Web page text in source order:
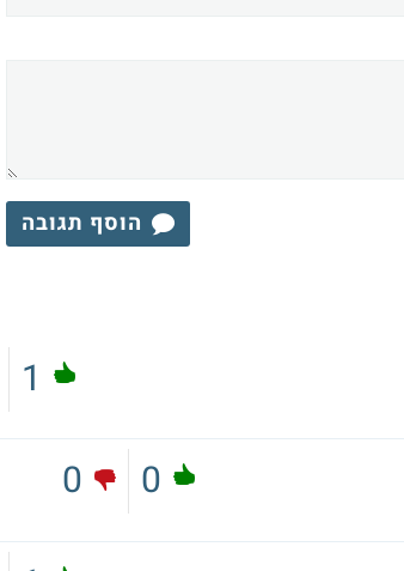
הוסף תגובה
1
0
0